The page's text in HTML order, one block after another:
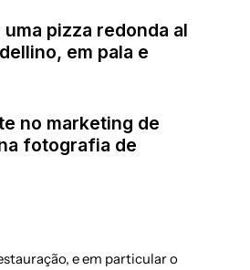
pizza redonda al
em pala e
no marketing de
fotografia de
e em particular o